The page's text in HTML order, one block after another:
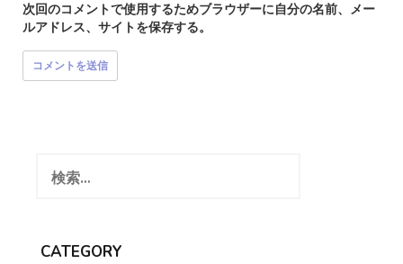
次回のコメントで使用するためブラウザーに自分の名前、メー
ルアドレス、サイトを保存する。
CATEGORY